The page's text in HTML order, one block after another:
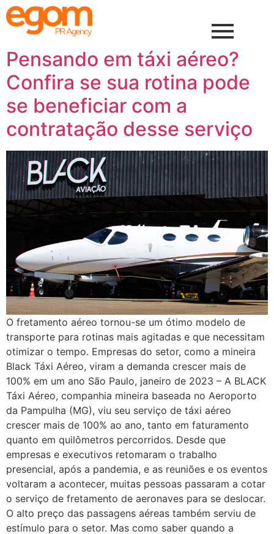
Pensando em táxi aéreo?
Confira se sua rotina pode
se beneficiar com a
contratação desse serviço
O fretamento aéreo tornou-se um ótimo modelo de
transporte para rotinas mais agitadas e que necessitam
otimizar o tempo. Empresas do setor, como a mineira
Black Táxi Aéreo, viram a demanda crescer mais de
100% em um ano São Paulo, janeiro de 2023 – A BLACK
Táxi Aéreo, companhia mineira baseada no Aeroporto
da Pampulha (MG), viu seu serviço de táxi aéreo
crescer mais de 100% ao ano, tanto em faturamento
quanto em quilômetros percorridos. Desde que
empresas e executivos retomaram o trabalho
presencial, após a pandemia, e as reuniões e os eventos
voltaram a acontecer, muitas pessoas passaram a cotar
o serviço de fretamento de aeronaves para se deslocar.
O alto preço das passagens aéreas também serviu de
estímulo para o setor. Mas como saber quando a